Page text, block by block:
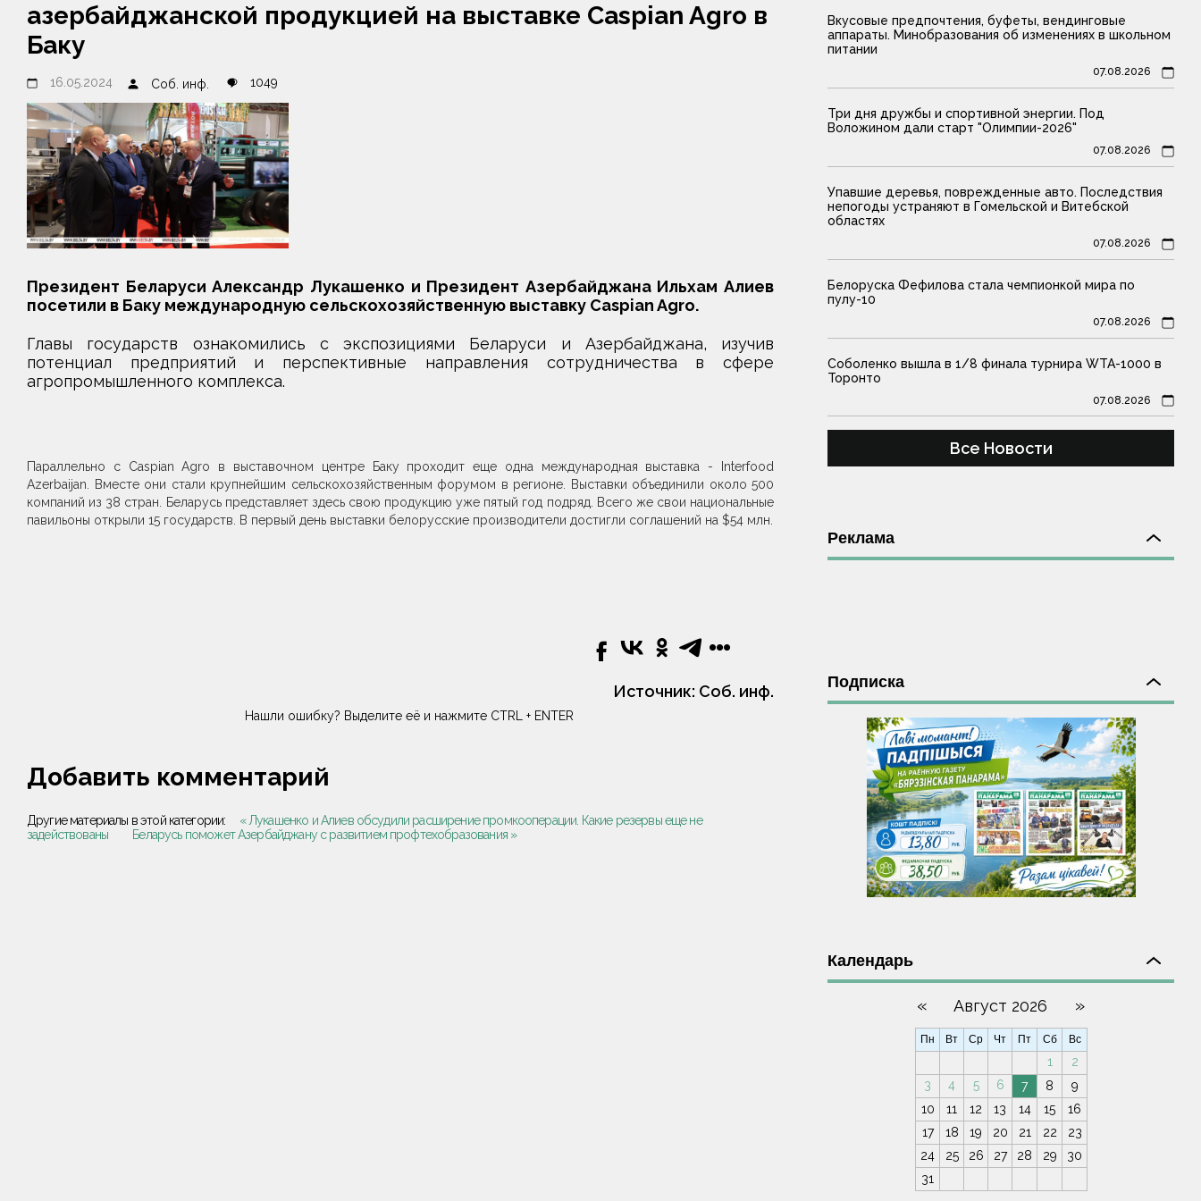
азербайджанской продукцией на выставке Caspian Agro в
Баку
16.05.2024 Соб. инф. 1049
Президент Беларуси Александр Лукашенко и Президент Азербайджана Ильхам Алиев
посетили в Баку международную сельскохозяйственную выставку Caspian Agro.
Главы государств ознакомились с экспозициями Беларуси и Азербайджана, изучив
потенциал предприятий и перспективные направления сотрудничества в сфере
агропромышленного комплекса.
Параллельно с Caspian Agro в выставочном центре Баку проходит еще одна международная выставка - Interfood
Azerbaijan. Вместе они стали крупнейшим сельскохозяйственным форумом в регионе. Выставки объединили около 500
компаний из 38 стран. Беларусь представляет здесь свою продукцию уже пятый год подряд. Всего же свои национальные
павильоны открыли 15 государств. В первый день выставки белорусские производители достигли соглашений на $54 млн.
Источник: Соб. инф.
Нашли ошибку? Выделите её и нажмите CTRL + ENTER
Добавить комментарий
Другие материалы в этой категории:
« Лукашенко и Алиев обсудили расширение промкооперации. Какие резервы еще не
задействованы
Беларусь поможет Азербайджану с развитием профтехобразования »
Вкусовые предпочтения, буфеты, вендинговые
аппараты. Минобразования об изменениях в школьном
питании
07.08.2026
Три дня дружбы и спортивной энергии. Под
Воложином дали старт "Олимпии-2026"
07.08.2026
Упавшие деревья, поврежденные авто. Последствия
непогоды устраняют в Гомельской и Витебской
областях
07.08.2026
Белоруска Фефилова стала чемпионкой мира по
пулу-10
07.08.2026
Соболенко вышла в 1/8 финала турнира WTA-1000 в
Торонто
07.08.2026
Все Новости
Реклама
Подписка
Календарь
« Август 2026 »
Пн Вт Ср Чт Пт Сб Вс
1
2
3
4 5 6 7 8
9
10
11 12 13 14 15
16
17
18 19 20 21 22
23
24
25 26 27 28 29
30
31